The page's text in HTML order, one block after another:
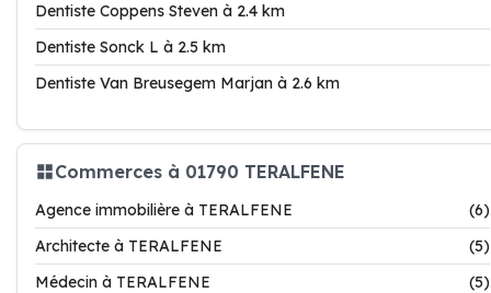
Dentiste Coppens Steven à 2.4 km
Dentiste Sonck L à 2.5 km
Dentiste Van Breusegem Marjan à 2.6 km
Commerces à 01790 TERALFENE
Agence immobilière à TERALFENE
(6)
Architecte à TERALFENE
(5)
Médecin à TERALFENE
(5)